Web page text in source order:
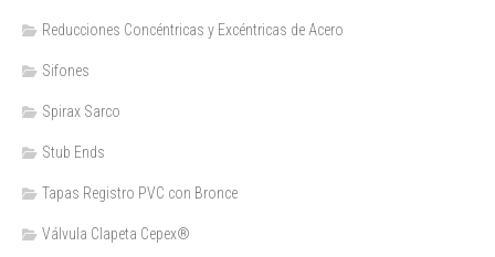
Reducciones Concéntricas y Excéntricas de Acero
Sifones
Spirax Sarco
Stub Ends
Tapas Registro PVC con Bronce
Válvula Clapeta Cepex®